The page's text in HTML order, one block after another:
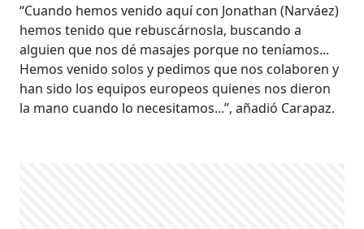
“Cuando hemos venido aquí con Jonathan (Narváez)
hemos tenido que rebuscárnosla, buscando a
alguien que nos dé masajes porque no teníamos...
Hemos venido solos y pedimos que nos colaboren y
han sido los equipos europeos quienes nos dieron
la mano cuando lo necesitamos...”, añadió Carapaz.